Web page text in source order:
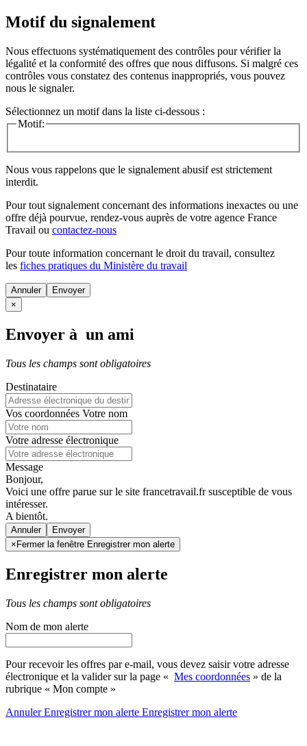
Motif du signalement
Nous effectuons systématiquement des contrôles pour vérifier la
légalité et la conformité des offres que nous diffusons. Si malgré ces
contrôles vous constatez des contenus inappropriés, vous pouvez
nous le signaler.
Sélectionnez un motif dans la liste ci-dessous :
Motif:
Nous vous rappelons que le signalement abusif est strictement
interdit.
Pour tout signalement concernant des informations inexactes ou une
offre déjà pourvue, rendez-vous auprès de votre agence France
Travail ou contactez-nous
Pour toute information concernant le droit du travail, consultez
les fiches pratiques du Ministère du travail
Annuler
×
Envoyer à un ami
Tous les champs sont obligatoires
Destinataire
Vos coordonnées Votre nom
Votre adresse électronique
Message
Bonjour,
Voici une offre parue sur le site francetravail.fr susceptible de vous
intéresser.
A bientôt.
Annuler
× Fermer la fenêtre Enregistrer mon alerte
Enregistrer mon alerte
Tous les champs sont obligatoires
Nom de mon alerte
Pour recevoir les offres par e-mail, vous devez saisir votre adresse
électronique et la valider sur la page « Mes coordonnées » de la
rubrique « Mon compte »
AnnulerEnregistrer mon alerte Enregistrermon alerte